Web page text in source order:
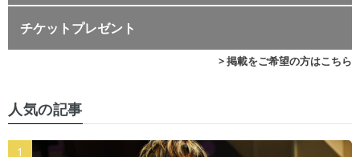
チケットプレゼント
> 掲載をご希望の方はこちら
人気の記事